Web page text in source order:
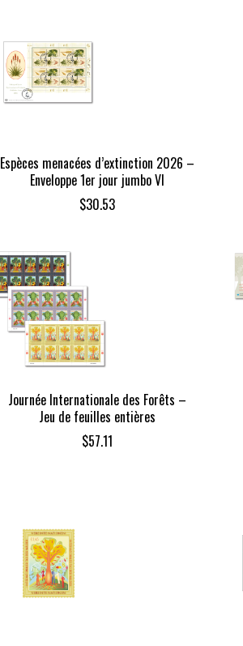
Espèces menacées d’extinction 2026 –
Enveloppe 1er jour jumbo VI
$30.53
Journée Internationale des Forêts –
Jeu de feuilles entières
$57.11